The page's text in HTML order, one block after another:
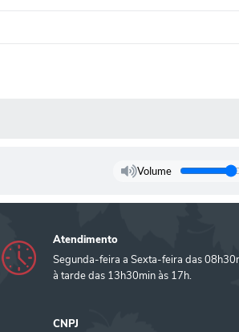
Volume
Atendimento
Segunda-feira a Sexta-feira das
à tarde das 13h30min às 17h.
CNPJ